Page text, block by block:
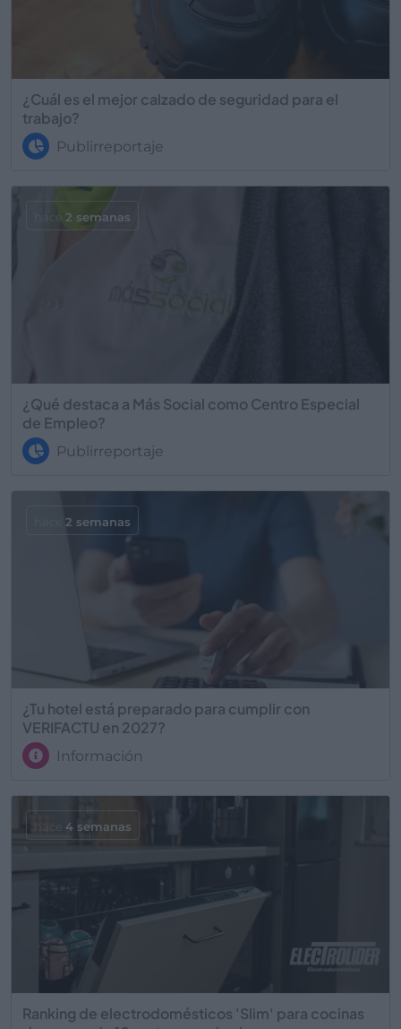
¿Cuál es el mejor calzado de seguridad para el
trabajo?
Publirreportaje
¿Qué destaca a Más Social como Centro Especial
de Empleo?
Publirreportaje
hace 2 semanas
¿Tu hotel está preparado para cumplir con
VERIFACTU en 2027?
Información
2 semanas
Ranking de electrodomésticos 'Slim' para cocinas
4 semanas